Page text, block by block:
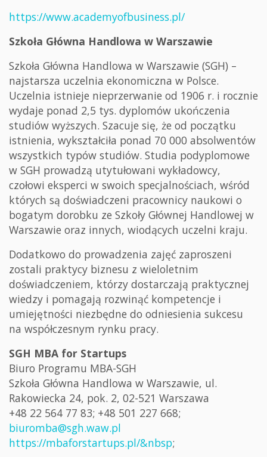
https://www.academyofbusiness.pl/
Szkoła Główna Handlowa w Warszawie
Szkoła Główna Handlowa w Warszawie (SGH) –
najstarsza uczelnia ekonomiczna w Polsce.
Uczelnia istnieje nieprzerwanie od 1906 r. i rocznie
wydaje ponad 2,5 tys. dyplomów ukończenia
studiów wyższych. Szacuje się, że od początku
istnienia, wykształciła ponad 70 000 absolwentów
wszystkich typów studiów. Studia podyplomowe
w SGH prowadzą utytułowani wykładowcy,
czołowi eksperci w swoich specjalnościach, wśród
których są doświadczeni pracownicy naukowi o
bogatym dorobku ze Szkoły Głównej Handlowej w
Warszawie oraz innych, wiodących uczelni kraju.
Dodatkowo do prowadzenia zajęć zaproszeni
zostali praktycy biznesu z wieloletnim
doświadczeniem, którzy dostarczają praktycznej
wiedzy i pomagają rozwinąć kompetencje i
umiejętności niezbędne do odniesienia sukcesu
na współczesnym rynku pracy.
SGH MBA for Startups
Biuro Programu MBA-SGH
Szkoła Główna Handlowa w Warszawie, ul.
Rakowiecka 24, pok. 2, 02-521 Warszawa
+48 22 564 77 83; +48 501 227 668;
biuromba@sgh.waw.pl
https://mbaforstartups.pl/&nbsp;